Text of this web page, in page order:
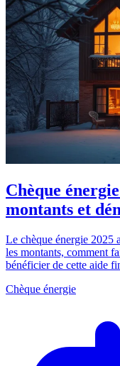
Chèque
montants et
Le chèque énergie 2025
les montants, comment
bénéficier de cette aide
Chèque énergie